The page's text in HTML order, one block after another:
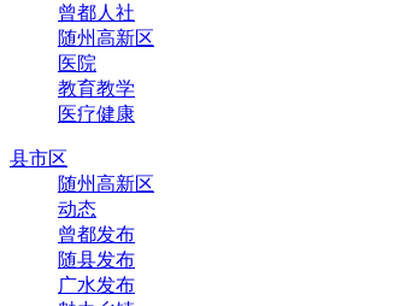
曾都人社
随州高新区
医院
教育教学
医疗健康
县市区
随州高新区
动态
曾都发布
随县发布
广水发布